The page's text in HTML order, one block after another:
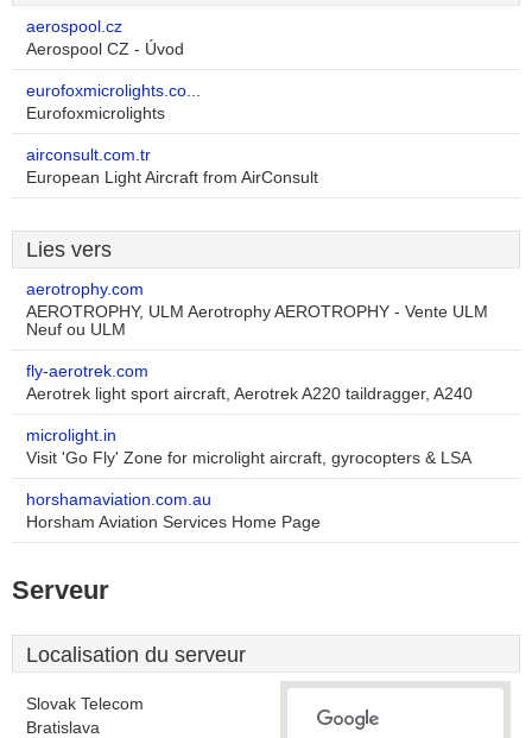
aerospool.cz
Aerospool CZ - Úvod
eurofoxmicrolights.co...
Eurofoxmicrolights
airconsult.com.tr
European Light Aircraft from AirConsult
Lies vers
aerotrophy.com
AEROTROPHY, ULM Aerotrophy AEROTROPHY - Vente ULM
Neuf ou ULM
fly-aerotrek.com
Aerotrek light sport aircraft, Aerotrek A220 taildragger, A240
microlight.in
Visit 'Go Fly' Zone for microlight aircraft, gyrocopters & LSA
horshamaviation.com.au
Horsham Aviation Services Home Page
Serveur
Localisation du serveur
Slovak Telecom
Bratislava